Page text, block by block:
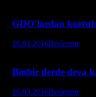
GDO'lardan
16.03.2016Beslenme
Binbir derde deva
16.03.2016Beslenme